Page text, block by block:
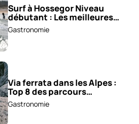
Surf à Hossegor Niveau
débutant : Les meilleures
écoles !
Gastronomie
Via ferrata dans les Alpes :
Top 8 des parcours
sensationnels !
Gastronomie